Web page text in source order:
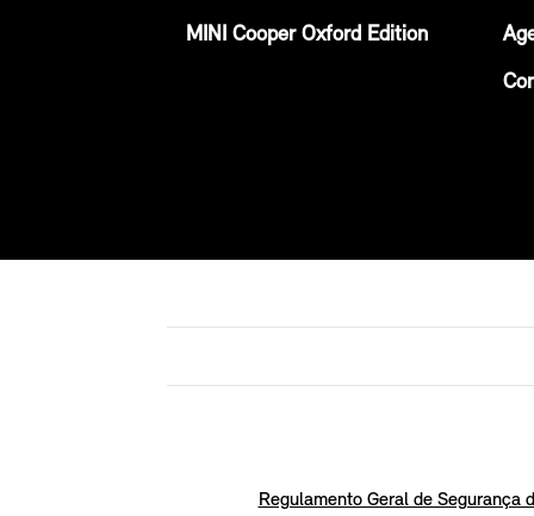
MINI Cooper Oxford Edition
Regulamento Geral de Segurança